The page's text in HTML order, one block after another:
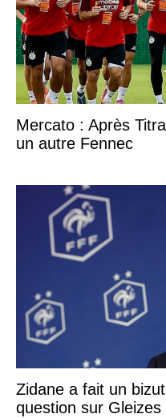
Mercato : Après
un autre Fennec
Zidane a fait un
question sur Gleizes